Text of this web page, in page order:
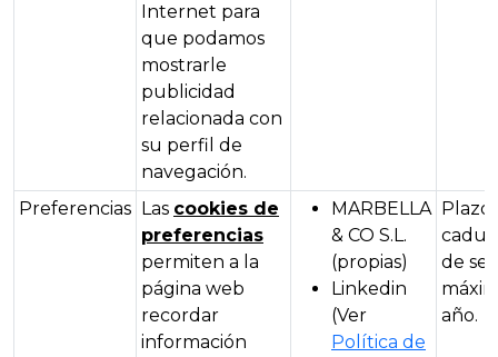
Internet para
que podamos
mostrarle
publicidad
relacionada con
su perfil de
navegación.
Preferencias Las cookies de
preferencias
permiten a la
página web
recordar
información
MARBELLA
& CO S.L.
(propias)
Linkedin
(Ver
Política de
Plazo
de
año.